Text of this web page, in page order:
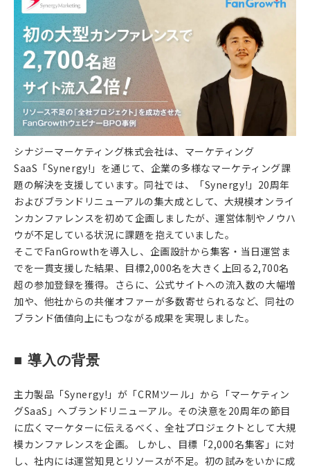
シナジーマーケティング株式会社は、マーケティング
SaaS「Synergy!」を通じて、企業の多様なマーケティング課
題の解決を支援しています。同社では、「Synergy!」20周年
およびブランドリニューアルの集大成として、大規模オンライ
ンカンファレンスを初めて企画しましたが、運営体制やノウハ
ウが不足している状況に課題を抱えていました。
そこでFanGrowthを導入し、企画設計から集客・当日運営ま
でを一貫支援した結果、目標2,000名を大きく上回る2,700名
超の参加登録を獲得。さらに、公式サイトへの流入数の大幅増
加や、他社からの共催オファーが多数寄せられるなど、同社の
ブランド価値向上にもつながる成果を実現しました。
■ 導入の背景
主力製品「Synergy!」が「CRMツール」から「マーケティン
グSaaS」へブランドリニューアル。その決意を20周年の節目
に広くマーケターに伝えるべく、全社プロジェクトとして大規
模カンファレンスを企画。 しかし、目標「2,000名集客」に対
し、社内には運営知見とリソースが不足。初の試みをいかに成